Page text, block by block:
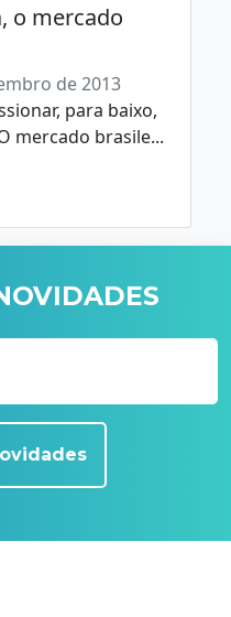
o mercado
de 2013
para baixo,
mercado brasile...